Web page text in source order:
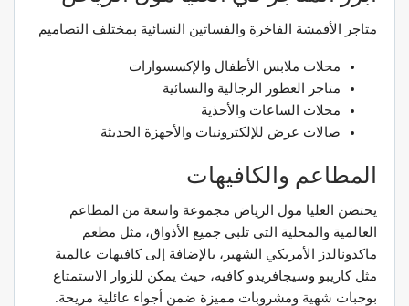
متاجر الأقمشة الفاخرة والفساتين النسائية بمختلف التصاميم
محلات ملابس الأطفال والإكسسوارات
متاجر العطور الرجالية والنسائية
محلات الساعات والأحذية
صالات عرض للإلكترونيات والأجهزة الحديثة
المطاعم والكافيهات
يحتضن العليا مول الرياض مجموعة واسعة من المطاعم
العالمية والمحلية التي تلبي جميع الأذواق، مثل مطعم
ماكدونالدز الأمريكي الشهير، بالإضافة إلى كافيهات عالمية
مثل كاريبو وسيجافريدو كافيه، حيث يمكن للزوار الاستمتاع
بوجبات شهية ومشروبات مميزة ضمن أجواء عائلية مريحة.